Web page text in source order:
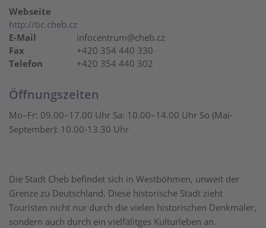
Die Stadt Cheb befindet sich in Westböhmen, unweit der
Grenze zu Deutschland. Diese historische Stadt zieht
Touristen nicht nur durch die vielen historischen Denkmäler,
sondern auch durch ein vielfälitges Kulturleben an.
Webseite
http://tic.cheb.cz
E-Mail
infocentrum@cheb.cz
Fax
+420 354 440 330
Telefon
+420 354 440 302
Öffnungszeiten
Mo–Fr: 09.00–17.00 Uhr Sa: 10.00–14.00 Uhr So (Mai-
September): 10.00-13.30 Uhr